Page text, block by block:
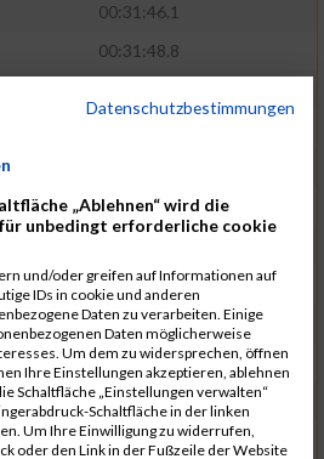
00:31:46.1
00:31:48.8
00:31:58.4
00:31:59.1
00:31:59.2
00:32:01.9
00:32:03.0
00:32:03.1
Datenschutzbestimmungen
„Ablehnen“ wird die
unbedingt erforderliche cookie
und/oder greifen auf Informationen auf
IDs in cookie und anderen
Daten zu verarbeiten. Einige
Daten möglicherweise
Um dem zu widersprechen, öffnen
Ihre Einstellungen akzeptieren, ablehnen
Schaltfläche „Einstellungen verwalten“
Schaltfläche in der linken
Um Ihre Einwilligung zu widerrufen,
oder den Link in der Fußzeile der Website